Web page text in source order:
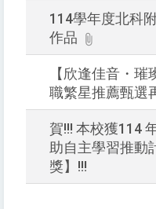
114學年度北科
作品
【欣逢佳音・
職繁星推薦甄選
賀!!! 本校獲114
助自主學習推動
獎】!!!